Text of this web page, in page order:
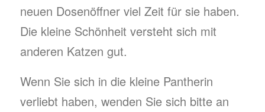
neuen Dosenöffner viel Zeit für sie haben.
Die kleine Schönheit versteht sich mit
anderen Katzen gut.
Wenn Sie sich in die kleine Pantherin
verliebt haben, wenden Sie sich bitte an